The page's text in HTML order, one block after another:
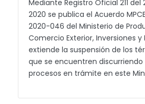
Mediante Registro Oficial 211
2020 se publica el Acuerdo
2020-046 del Ministerio de
Comercio Exterior, Inversiones y
extiende la suspensión de los
que se encuentren
procesos en trámite en este